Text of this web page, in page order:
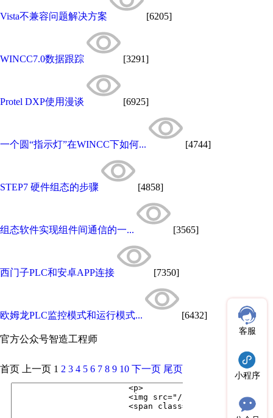
Vista不兼容问题解决方案 [6205]
WINCC7.0数据跟踪 [3291]
Protel DXP使用漫谈 [6925]
一个圆“指示灯”在WINCC下如何... [4744]
STEP7 硬件组态的步骤 [4858]
组态软件实现组件间通信的一... [3565]
西门子PLC和安卓APP连接 [7350]
欧姆龙PLC监控模式和运行模式... [6432]
官方公众号智造工程师
客服
小程序
首页 上一页 1 2 3 4 5 6 7 8 9 10 下一页 尾页